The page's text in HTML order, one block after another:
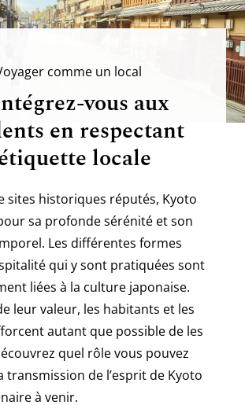
comme un local
vous aux
en respectant
locale
sites historiques réputés, Kyoto
sa profonde sérénité et son
Les différentes formes
qui y sont pratiquées sont
liées à la culture japonaise.
leur valeur, les habitants et les
autant que possible de les
quel rôle vous pouvez
transmission de l’esprit de Kyoto
à venir.